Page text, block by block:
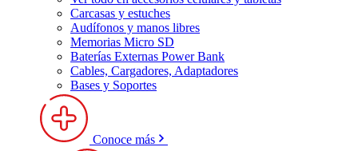
Carcasas y estuches
Audífonos y manos libres
Memorias Micro SD
Baterías Externas Power Bank
Cables, Cargadores, Adaptadores
Bases y Soportes
Conoce más